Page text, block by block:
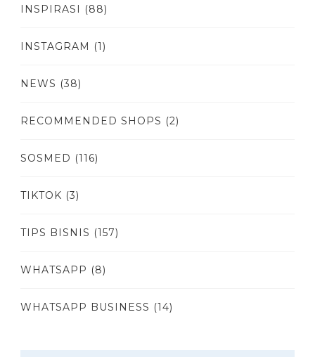
INSPIRASI (88)
INSTAGRAM (1)
NEWS (38)
RECOMMENDED SHOPS (2)
SOSMED (116)
TIKTOK (3)
TIPS BISNIS (157)
WHATSAPP (8)
WHATSAPP BUSINESS (14)